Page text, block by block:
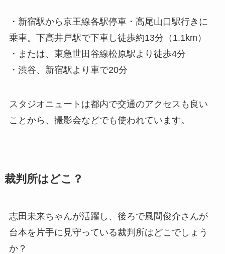
・新宿駅から京王線各駅停車・高尾山口駅行きに
乗車。下高井戸駅で下車し徒歩約13分（1.1km）
・または、東急世田谷線松原駅より徒歩4分
・渋谷、新宿駅より車で20分
スタジオニュートは都内で交通のアクセスも良い
ことから、撮影会などでも使われています。
裁判所はどこ？
志田未来ちゃんが活躍し、後ろで風間俊介さんが
台本を片手に見守っている裁判所はどこでしょう
か？